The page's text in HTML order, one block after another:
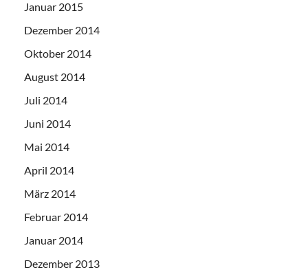
Januar 2015
Dezember 2014
Oktober 2014
August 2014
Juli 2014
Juni 2014
Mai 2014
April 2014
März 2014
Februar 2014
Januar 2014
Dezember 2013